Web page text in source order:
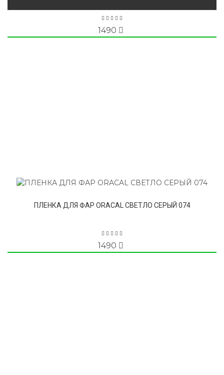
1490
ПЛЕНКА ДЛЯ ФАР ORACAL СВЕТЛО СЕРЫЙ 074
1490